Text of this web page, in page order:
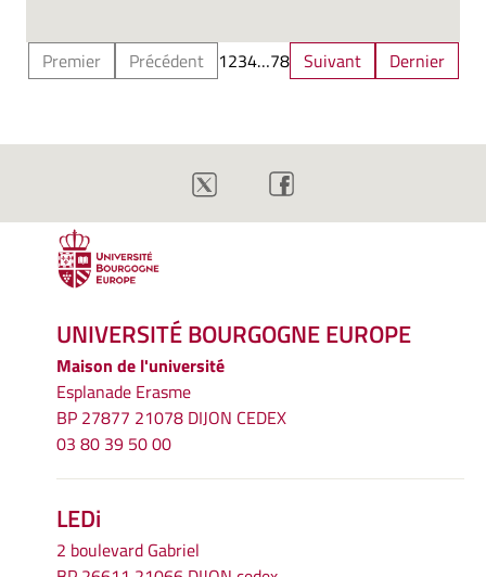
Premier Précédent 1234…78 Suivant Dernier
UNIVERSITÉ BOURGOGNE EUROPE
Maison de l'université
Esplanade Erasme
BP 27877 21078 DIJON CEDEX
03 80 39 50 00
LEDi
2 boulevard Gabriel